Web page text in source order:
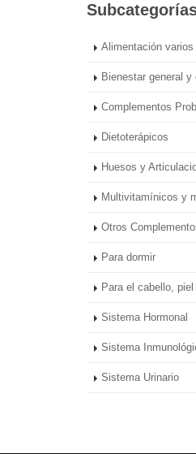
Alimentación varios
Bienestar general y
Complementos
Dietoterápicos
Huesos y
Multivitamínicos y
Otros
Para dormir
Para el cabello,
Sistema Hormonal
Sistema
Sistema Urinario